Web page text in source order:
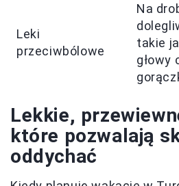
Leki
przeciwbólowe
Na
takie
głowy
Lekkie,
które pozwalają
oddychać